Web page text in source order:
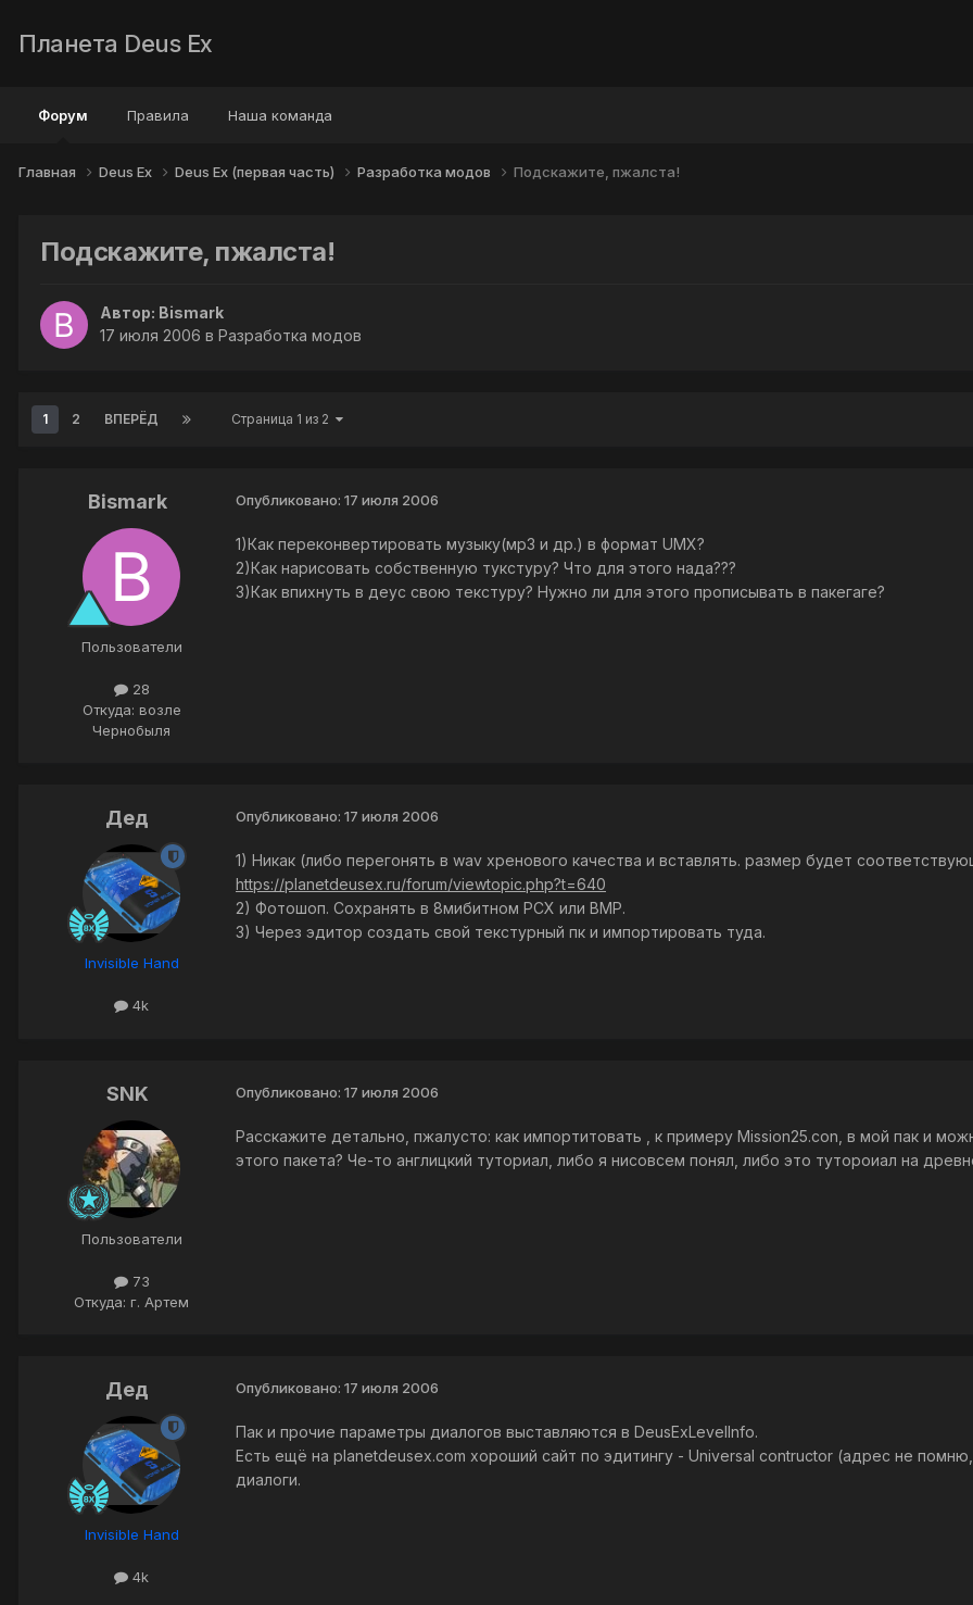
Планета Deus Ex
Форум Правила Наша команда
Главная Deus Ex Deus Ex (первая часть) Разработка модов Подскажите, пжалста!
Подскажите, пжалста!
Автор: Bismark
17 июля 2006 в Разработка модов
1 2 ВПЕРЁД Страница 1 из 2
Bismark
Пользователи
28
Откуда: возле
Чернобыля
Опубликовано: 17 июля 2006
1)Как переконвертировать музыку(мр3 и др.) в формат UMX?
2)Как нарисовать собственную тукстуру? Что для этого нада???
3)Как впихнуть в деус свою текстуру? Нужно ли для этого прописывать в пакегаге?
Дед
Invisible Hand
4k
Опубликовано: 17 июля 2006
1) Никак (либо перегонять в wav хренового качества и вставлять. размер будет
https://planetdeusex.ru/forum/viewtopic.php?t=640
2) Фотошоп. Сохранять в 8мибитном PCX или BMP.
3) Через эдитор создать свой текстурный пк и импортировать туда.
SNK
Пользователи
73
Откуда: г. Артем
Опубликовано: 17 июля 2006
Расскажите детально, пжалусто: как импортитовать , к примеру Mission25.con, в мой пак и
этого пакета? Че-то англицкий туториал, либо я нисовсем понял, либо это тутороиал на
Дед
Invisible Hand
4k
Опубликовано: 17 июля 2006
Пак и прочие параметры диалогов выставляются в DeusExLevelInfo.
Есть ещё на planetdeusex.com хороший сайт по эдитингу - Universal contructor (адрес не
диалоги.